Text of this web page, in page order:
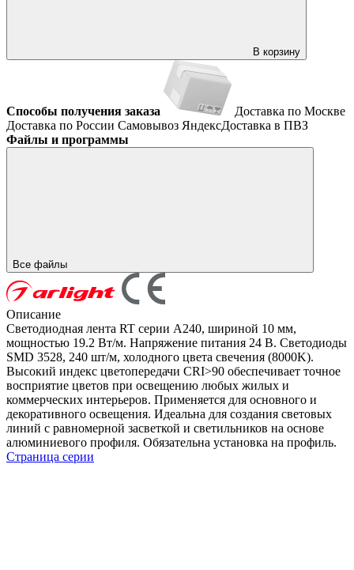
В корзину
Способы получения заказа
Доставка по Москве
Доставка по России Самовывоз ЯндексДоставка в ПВЗ
Файлы и программы
Все файлы
Описание
Светодиодная лента RT серии A240, шириной 10 мм,
мощностью 19.2 Вт/м. Напряжение питания 24 В. Светодиоды
SMD 3528, 240 шт/м, холодного цвета свечения (8000K).
Высокий индекс цветопередачи CRI>90 обеспечивает точное
восприятие цветов при освещению любых жилых и
коммерческих интерьеров. Применяется для основного и
декоративного освещения. Идеальна для создания световых
линий с равномерной засветкой и светильников на основе
алюминиевого профиля. Обязательна установка на профиль.
Страница серии